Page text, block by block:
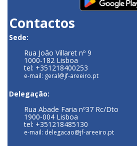
Contactos
Sede:
Rua João Villaret nº 9
1000-182 Lisboa
tel: +351218400253
e-mail: geral@jf-areeiro.pt
Delegação:
Rua Abade Faria nº37 Rc/Dto
1900-004 Lisboa
tel: +351218485130
e-mail: delegacao@jf-areeiro.pt